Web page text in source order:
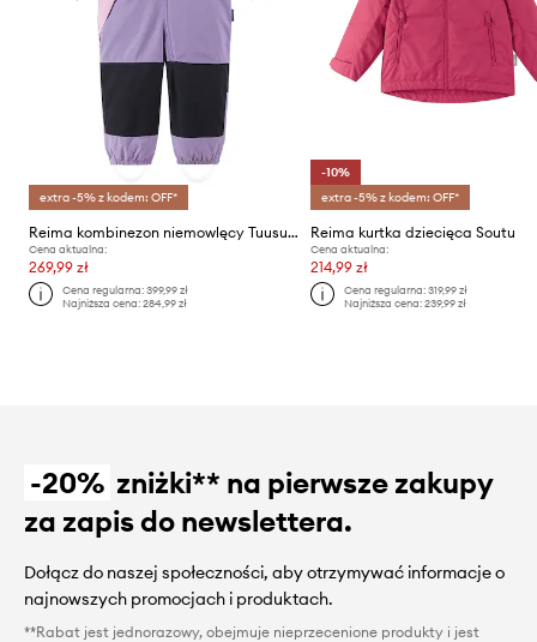
extra -5% z kodem: OFF*
Reima kombinezon niemowlęcy Tuusula
Cena aktualna:
269,99 zł
Cena regularna:399,99 zł
Najniższa cena:284,99 zł
-10%
extra -5% z kodem: OFF*
Reima kurtka dziecięca Soutu
Cena aktualna:
214,99 zł
Cena regularna: 319,99 zł
Najniższa cena: 239,99 zł
-20% zniżki** na pierwsze zakupy
za zapis do newslettera.
Dołącz do naszej społeczności, aby otrzymywać informacje o
najnowszych promocjach i produktach.
**Rabat jest jednorazowy, obejmuje nieprzecenione produkty i jest